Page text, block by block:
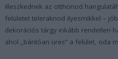
illeszkednek az otthonod
felületet teleraknod ilyesmikkel –
dekorációs tárgy inkább rendetlen
ahol „bántóan üres” a felület, oda